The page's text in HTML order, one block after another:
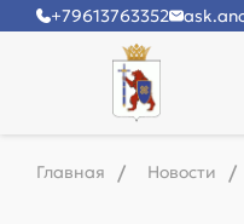
+79613763352
Главная Новости